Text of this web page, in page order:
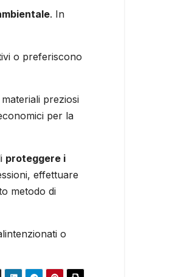
. In
o preferiscono
preziosi
per la
proteggere i
effettuare
metodo di
o